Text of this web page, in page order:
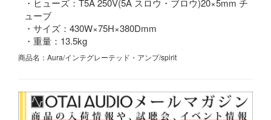
・ヒューズ：T5A 250V(5A スロウ・ブロウ)20×5mm チ
ューブ
・サイズ：430W×75H×380Dmm
・重量：13.5kg
商品名：Aura/インテグレーテッド・アンプ/spirit